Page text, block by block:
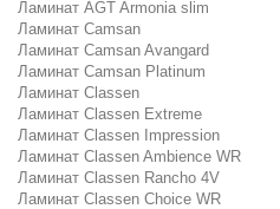
Ламинат AGT Armonia slim
Ламинат Camsan
Ламинат Camsan Avangard
Ламинат Camsan Platinum
Ламинат Classen
Ламинат Classen Extreme
Ламинат Classen Impression
Ламинат Classen Ambience WR
Ламинат Classen Rancho 4V
Ламинат Classen Choice WR